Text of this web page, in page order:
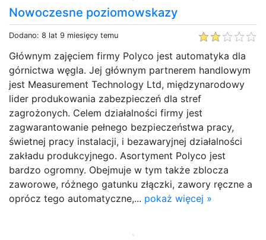
Nowoczesne poziomowskazy
Dodano: 8 lat 9 miesięcy temu
Głównym zajęciem firmy Polyco jest automatyka dla
górnictwa węgla. Jej głównym partnerem handlowym
jest Measurement Technology Ltd, międzynarodowy
lider produkowania zabezpieczeń dla stref
zagrożonych. Celem działalności firmy jest
zagwarantowanie pełnego bezpieczeństwa pracy,
świetnej pracy instalacji, i bezawaryjnej działalności
zakładu produkcyjnego. Asortyment Polyco jest
bardzo ogromny. Obejmuje w tym także zblocza
zaworowe, różnego gatunku złączki, zawory ręczne a
oprócz tego automatyczne,... pokaż więcej »